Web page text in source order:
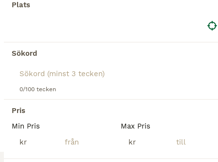
Plats
Sökord
0/100 tecken
Pris
Min Pris
kr
Max Pris
kr
Pannband Furion Equestrian
Nyskick
Skick
500 kr
Pris
Sadelgjord